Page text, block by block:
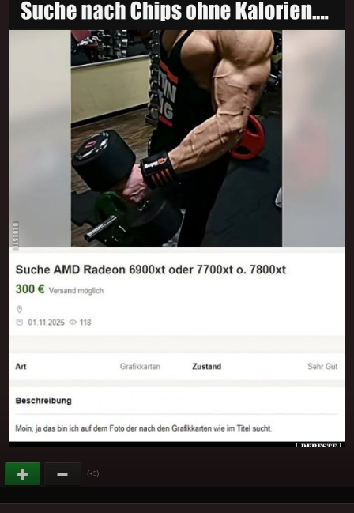
(+5)